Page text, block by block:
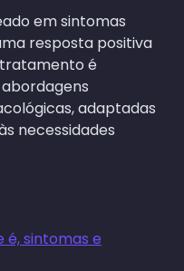
em sintomas
resposta positiva
é
adaptadas
necessidades
é, sintomas e